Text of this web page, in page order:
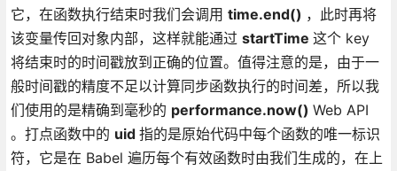
它，在函数执行结束时我们会调用 time.end() ，此时再将
该变量传回对象内部，这样就能通过 startTime 这个 key
将结束时的时间戳放到正确的位置。值得注意的是，由于一
般时间戳的精度不足以计算同步函数执行的时间差，所以我
们使用的是精确到毫秒的 performance.now() Web API
。打点函数中的 uid 指的是原始代码中每个函数的唯一标识
符，它是在 Babel 遍历每个有效函数时由我们生成的，在上